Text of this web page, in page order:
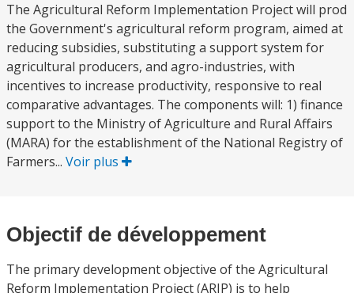
The Agricultural Reform Implementation Project will prod
the Government's agricultural reform program, aimed at
reducing subsidies, substituting a support system for
agricultural producers, and agro-industries, with
incentives to increase productivity, responsive to real
comparative advantages. The components will: 1) finance
support to the Ministry of Agriculture and Rural Affairs
(MARA) for the establishment of the National Registry of
Farmers... Voir plus
Objectif de développement
The primary development objective of the Agricultural
Reform Implementation Project (ARIP) is to help